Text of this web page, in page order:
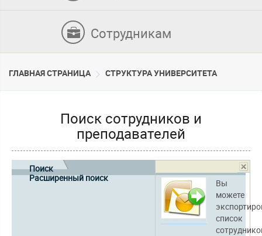
Сотрудникам
ГЛАВНАЯ СТРАНИЦА CТРУКТУРА УНИВЕРСИТЕТА
Поиск сотрудников и
преподавателей
Вы
можете
список
Поиск
Расширенный поиск